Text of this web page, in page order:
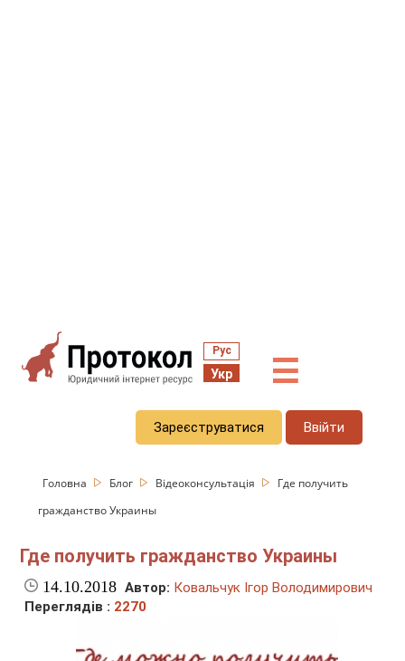
Рус
Укр ☰
Зареєструватися Ввійти
Головна Блог Відеоконсультація
Где получить
гражданство Украины
Где получить гражданство Украины
14.10.2018 Автор: Ковальчук Ігор Володимирович
Переглядів : 2270